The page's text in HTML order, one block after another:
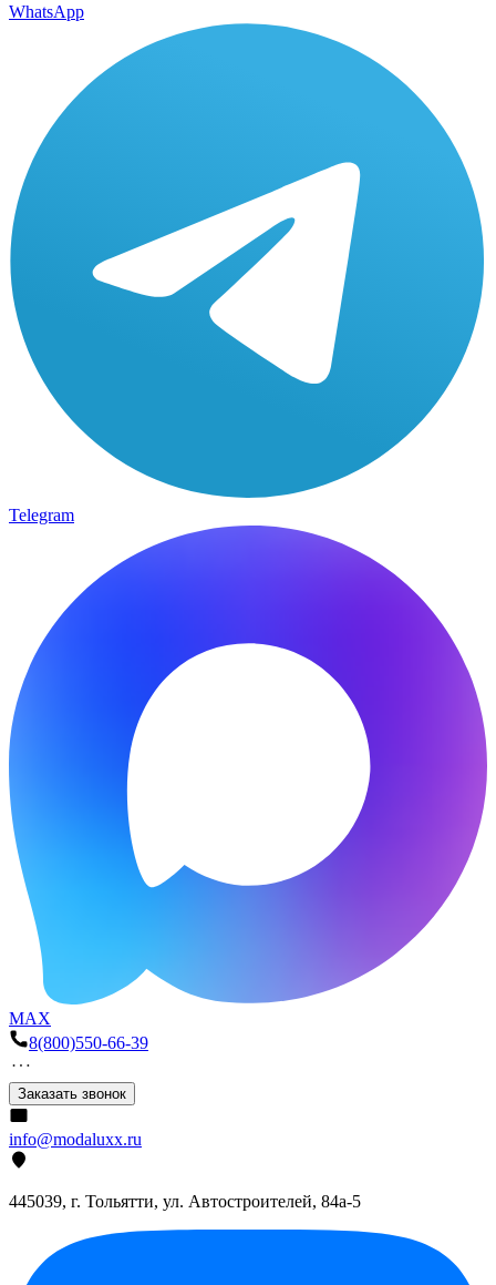
WhatsApp
Telegram
MAX
8(800)550-66-39
Заказать звонок
info@modaluxx.ru
445039, г. Тольятти, ул. Автостроителей, 84а-5